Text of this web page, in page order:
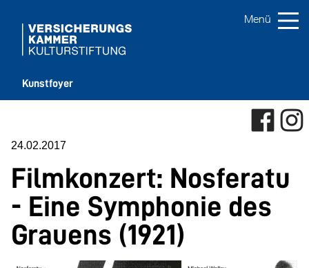
Kunstfoyer
24.02.2017
Filmkonzert: Nosferatu
- Eine Symphonie des
Grauens (1921)